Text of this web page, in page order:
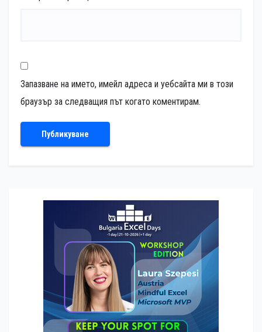
Запазване на името, имейл адреса и уебсайта ми в този
браузър за следващия път когато коментирам.